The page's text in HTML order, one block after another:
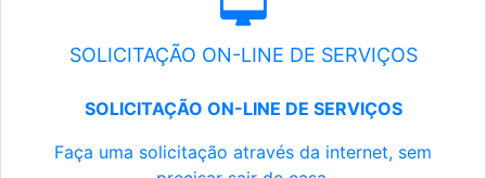
SOLICITAÇÃO ON-LINE DE SERVIÇOS
SOLICITAÇÃO ON-LINE DE SERVIÇOS
Faça uma solicitação através da internet, sem